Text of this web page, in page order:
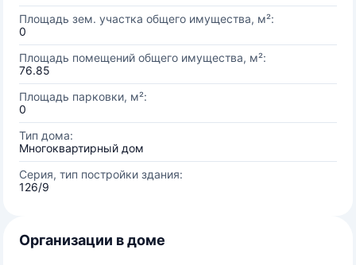
Площадь зем. участка общего имущества, м²:
0
Площадь помещений общего имущества, м²:
76.85
Площадь парковки, м²:
0
Тип дома:
Многоквартирный дом
Серия, тип постройки здания:
126/9
Организации в доме